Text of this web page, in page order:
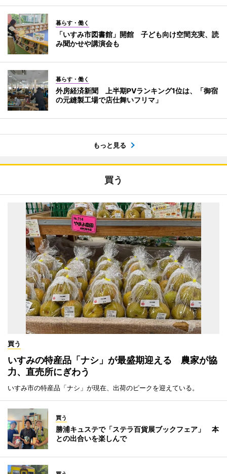
暮らす・働く
「いすみ市図書館」開館 子ども向け空間充実、読
み聞かせや講演会も
暮らす・働く
外房経済新聞 上半期PVランキング1位は、「御宿
の元縫製工場で店仕舞いフリマ」
もっと見る
買う
買う
いすみの特産品「ナシ」が最盛期迎える 農家が協
力、直売所にぎわう
いすみ市の特産品「ナシ」が現在、出荷のピークを迎えている。
買う
勝浦キュステで「ステラ百貨展ブックフェア」 本
との出合いを楽しんで